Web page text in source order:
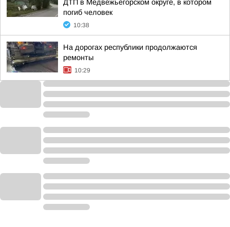
ДТП в Медвежьегорском округе, в котором
погиб человек
10:38
На дорогах республики продолжаются
ремонты
10:29